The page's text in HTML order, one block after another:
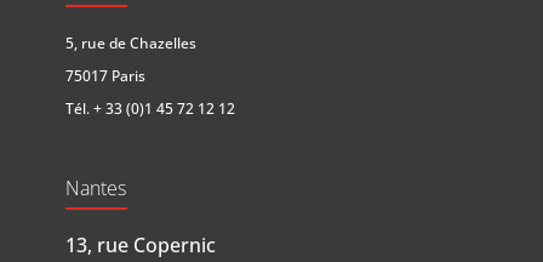
5, rue de Chazelles
75017 Paris
Tél.+ 33 (0)1 45 72 12 12
Nantes
13, rue Copernic